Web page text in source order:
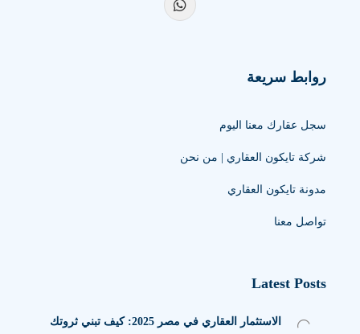
روابط سريعة
سجل عقارك معنا اليوم
شركة تايكون العقاري | من نحن
مدونة تايكون العقاري
تواصل معنا
Latest Posts
الاستثمار العقاري في مصر 2025: كيف تبني ثروتك